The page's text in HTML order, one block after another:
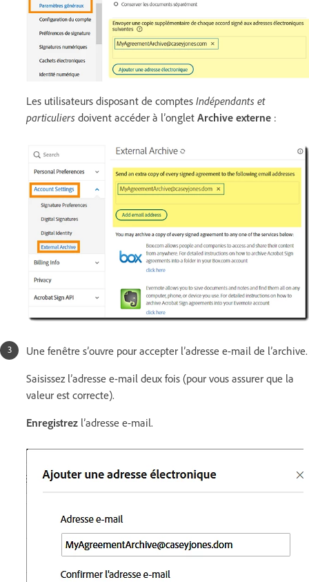
Les utilisateurs disposant de comptes Indépendants et
particuliers doivent accéder à l’onglet Archive externe :
Une fenêtre s’ouvre pour accepter l’adresse e-mail de l’archive.
Saisissez l’adresse e-mail deux fois (pour vous assurer que la
valeur est correcte).
Enregistrez l’adresse e-mail.